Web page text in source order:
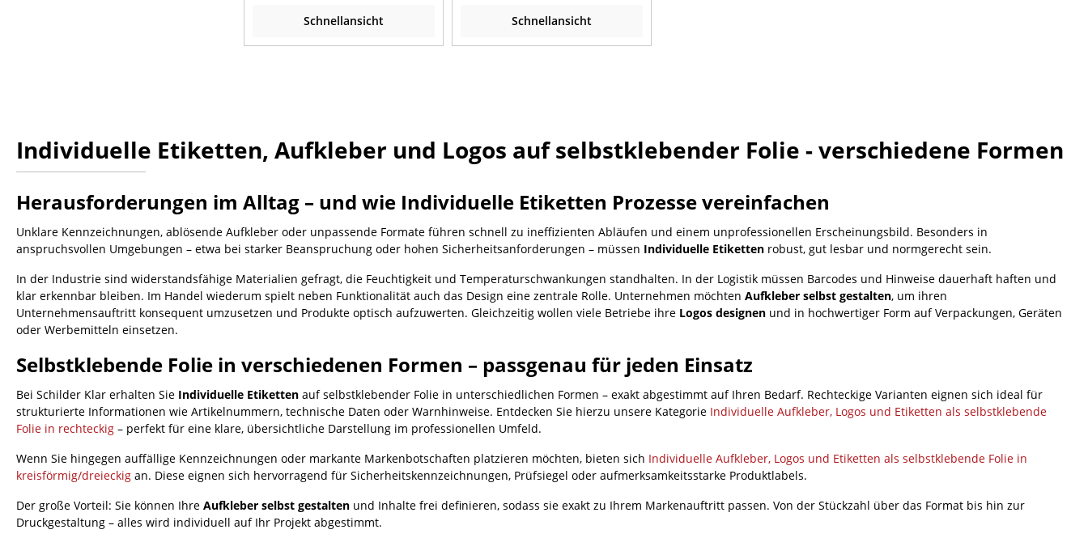
Schnellansicht Schnellansicht
Individuelle Etiketten, Aufkleber und Logos auf selbstklebender Folie - verschiedene Formen
Herausforderungen im Alltag – und wie Individuelle Etiketten Prozesse vereinfachen
Unklare Kennzeichnungen, ablösende Aufkleber oder unpassende Formate führen schnell zu ineffizienten Abläufen und einem unprofessionellen Erscheinungsbild. Besonders in
anspruchsvollen Umgebungen – etwa bei starker Beanspruchung oder hohen Sicherheitsanforderungen – müssen Individuelle Etiketten robust, gut lesbar und normgerecht sein.
In der Industrie sind widerstandsfähige Materialien gefragt, die Feuchtigkeit und Temperaturschwankungen standhalten. In der Logistik müssen Barcodes und Hinweise dauerhaft haften und
klar erkennbar bleiben. Im Handel wiederum spielt neben Funktionalität auch das Design eine zentrale Rolle. Unternehmen möchten Aufkleber selbst gestalten, um ihren
Unternehmensauftritt konsequent umzusetzen und Produkte optisch aufzuwerten. Gleichzeitig wollen viele Betriebe ihre Logos designen und in hochwertiger Form auf Verpackungen, Geräten
oder Werbemitteln einsetzen.
Selbstklebende Folie in verschiedenen Formen – passgenau für jeden Einsatz
Bei Schilder Klar erhalten Sie Individuelle Etiketten auf selbstklebender Folie in unterschiedlichen Formen – exakt abgestimmt auf Ihren Bedarf. Rechteckige Varianten eignen sich ideal für
strukturierte Informationen wie Artikelnummern, technische Daten oder Warnhinweise. Entdecken Sie hierzu unsere Kategorie Individuelle Aufkleber, Logos und Etiketten als selbstklebende
Folie in rechteckig – perfekt für eine klare, übersichtliche Darstellung im professionellen Umfeld.
Wenn Sie hingegen auffällige Kennzeichnungen oder markante Markenbotschaften platzieren möchten, bieten sich Individuelle Aufkleber, Logos und Etiketten als selbstklebende Folie in
kreisförmig/dreieckig an. Diese eignen sich hervorragend für Sicherheitskennzeichnungen, Prüfsiegel oder aufmerksamkeitsstarke Produktlabels.
Der große Vorteil: Sie können Ihre Aufkleber selbst gestalten und Inhalte frei definieren, sodass sie exakt zu Ihrem Markenauftritt passen. Von der Stückzahl über das Format bis hin zur
Druckgestaltung – alles wird individuell auf Ihr Projekt abgestimmt.